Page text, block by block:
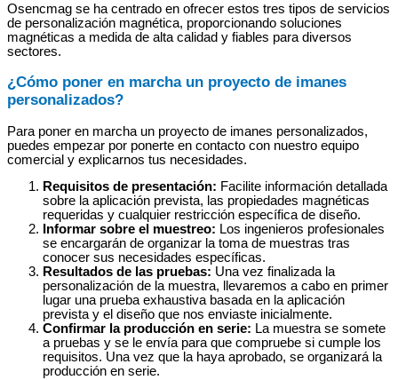
Osencmag se ha centrado en ofrecer estos tres tipos de servicios
de personalización magnética, proporcionando soluciones
magnéticas a medida de alta calidad y fiables para diversos
sectores.
¿Cómo poner en marcha un proyecto de imanes
personalizados?
Para poner en marcha un proyecto de imanes personalizados,
puedes empezar por ponerte en contacto con nuestro equipo
comercial y explicarnos tus necesidades.
Requisitos de presentación: Facilite información detallada
sobre la aplicación prevista, las propiedades magnéticas
requeridas y cualquier restricción específica de diseño.
Informar sobre el muestreo: Los ingenieros profesionales
se encargarán de organizar la toma de muestras tras
conocer sus necesidades específicas.
Resultados de las pruebas: Una vez finalizada la
personalización de la muestra, llevaremos a cabo en primer
lugar una prueba exhaustiva basada en la aplicación
prevista y el diseño que nos enviaste inicialmente.
Confirmar la producción en serie: La muestra se somete
a pruebas y se le envía para que compruebe si cumple los
requisitos. Una vez que la haya aprobado, se organizará la
producción en serie.